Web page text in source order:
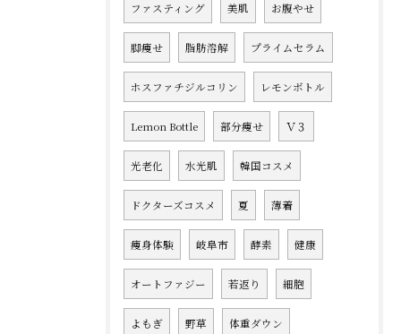
ファスティング 美肌 お腹やせ
脚痩せ 脂肪溶解 プライムセラム
ホスファチジルコリン レモンボトル
Lemon Bottle 部分痩せ Ｖ３
光老化 水光肌 韓国コスメ
ドクターズコスメ 夏 薄着
痩身体験 岐阜市 酵素 健康
オートファジー 若返り 細胞
よもぎ 野草 体重ダウン